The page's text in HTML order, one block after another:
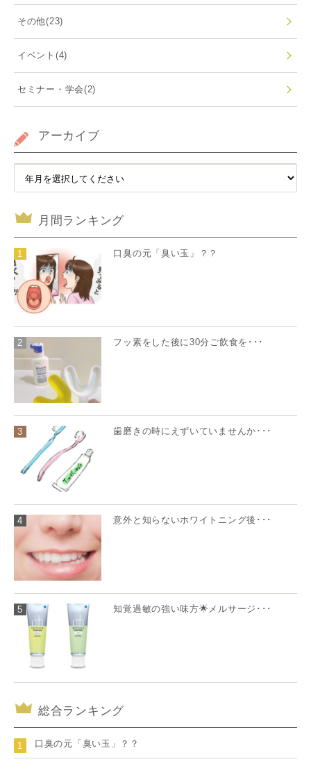
その他(23)
イベント (4)
セミナー・学会(2)
アーカイブ
月間ランキング
1 口臭の元「臭い玉」？？
2 フッ素をした後に30分ご飲食を･･･
3 歯磨きの時にえずいていませんか･･･
4 意外と知らないホワイトニング後･･･
5 知覚過敏の強い味方🌟メルサージ･･･
総合ランキング
1 口臭の元「臭い玉」？？